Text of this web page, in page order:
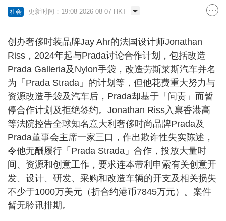
社会 更新时间：19:08 2026-08-07 HKT
创办奢侈时装品牌Jay Ahr的法国设计师Jonathan
Riss，2024年起与Prada讨论合作计划，包括改造
Prada Galleria及Nylon手袋，改造劳斯莱斯汽车并名
为「Prada Strada」的计划等，但他花费重大努力与
资源改造手袋及汽车后，Prada却基于「问责」而暂
停合作计划及拒绝签约。Jonathan Riss入禀香港高
等法院控告全球知名意大利奢侈时尚品牌Prada及
Prada董事会主席一家三口，作出欺诈性失实陈述，
令他无酬履行「Prada Strada」合作，投放大量时
间、资源和创意工作，要求连本带利申索有关创意开
发、设计、研发、采购和改造车辆的开支及相关损失
不少于1000万美元（折合约港币7845万元）。案件
暂无聆讯排期。